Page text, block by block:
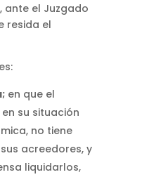
ante el Juzgado
resida el
en que el
su situación
no tiene
acreedores, y
liquidarlos,